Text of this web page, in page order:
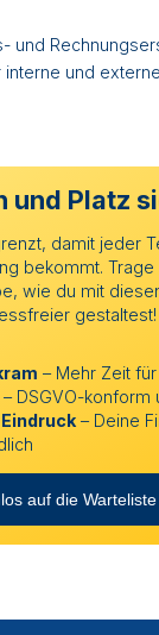
und
und
und Platz
damit jeder
bekommt. Trage
wie du mit
gestaltest!
– Mehr Zeit
– DSGVO-
– Deine
auf die Warteliste